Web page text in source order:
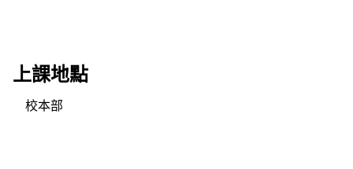
上課地點
校本部